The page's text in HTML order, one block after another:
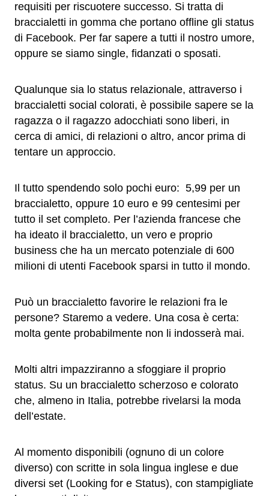
requisiti per riscuotere successo. Si tratta di
braccialetti in gomma che portano offline gli status
di Facebook. Per far sapere a tutti il nostro umore,
oppure se siamo single, fidanzati o sposati.
Qualunque sia lo status relazionale, attraverso i
braccialetti social colorati, è possibile sapere se la
ragazza o il ragazzo adocchiati sono liberi, in
cerca di amici, di relazioni o altro, ancor prima di
tentare un approccio.
Il tutto spendendo solo pochi euro: 5,99 per un
braccialetto, oppure 10 euro e 99 centesimi per
tutto il set completo. Per l’azienda francese che
ha ideato il braccialetto, un vero e proprio
business che ha un mercato potenziale di 600
milioni di utenti Facebook sparsi in tutto il mondo.
Può un braccialetto favorire le relazioni fra le
persone? Staremo a vedere. Una cosa è certa:
molta gente probabilmente non li indosserà mai.
Molti altri impazziranno a sfoggiare il proprio
status. Su un braccialetto scherzoso e colorato
che, almeno in Italia, potrebbe rivelarsi la moda
dell’estate.
Al momento disponibili (ognuno di un colore
diverso) con scritte in sola lingua inglese e due
diversi set (Looking for e Status), con stampigliate